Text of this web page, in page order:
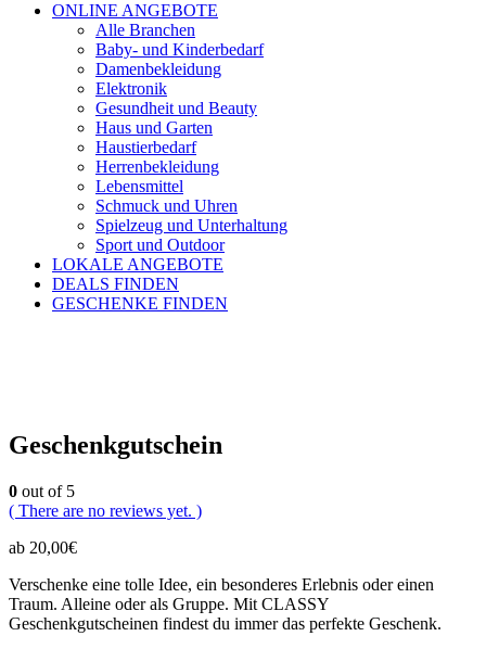
ONLINE ANGEBOTE
Alle Branchen
Baby- und Kinderbedarf
Damenbekleidung
Elektronik
Gesundheit und Beauty
Haus und Garten
Haustierbedarf
Herrenbekleidung
Lebensmittel
Schmuck und Uhren
Spielzeug und Unterhaltung
Sport und Outdoor
LOKALE ANGEBOTE
DEALS FINDEN
GESCHENKE FINDEN
Geschenkgutschein
0 out of 5
( There are no reviews yet. )
ab 20,00€
Verschenke eine tolle Idee, ein besonderes Erlebnis oder einen
Traum. Alleine oder als Gruppe. Mit CLASSY
Geschenkgutscheinen findest du immer das perfekte Geschenk.